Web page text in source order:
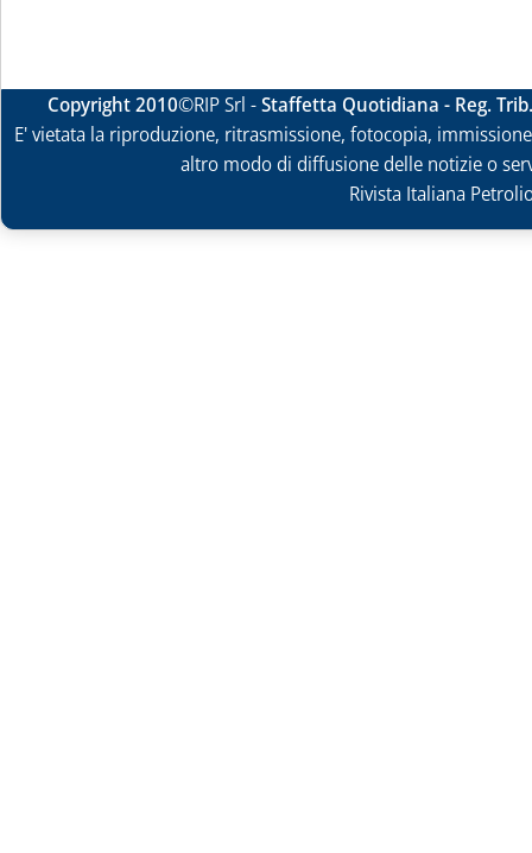
Copyright 2010©RIP Srl -Staffetta Quotidiana - Reg.
E' vietata la riproduzione, ritrasmissione, fotocopia,
altro modo di diffusione delle notizie o
Rivista Italiana